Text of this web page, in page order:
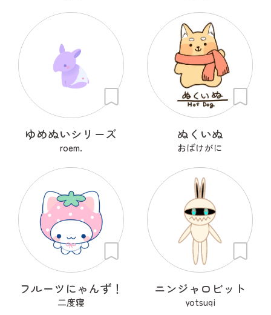
ゆめぬいシリーズ
roem.
ぬくいぬ
おばけがに
フルーツにゃんず！
二度寝
ニンジャロビット
yotsugi